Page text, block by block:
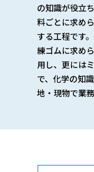
の知識が役立
料ごとに求め
する工程です
練ゴムに求め
用し、更には
で、化学の知
地・現物で業